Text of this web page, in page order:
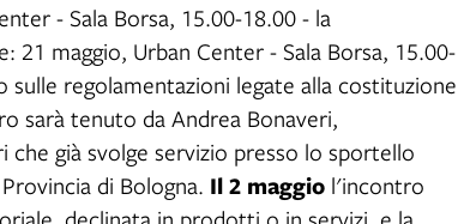
- Sala Borsa, 15.00-18.00 - la
21 maggio, Urban Center - Sala Borsa, 15.00-
sulle regolamentazioni legate alla costituzione
sarà tenuto da Andrea Bonaveri,
già svolge servizio presso lo sportello
di Bologna. Il 2 maggio l'incontro